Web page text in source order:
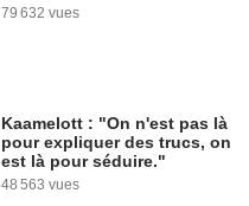
79 632 vues
Kaamelott : "On n'est pas là
pour expliquer des trucs, on
est là pour séduire."
48 563 vues